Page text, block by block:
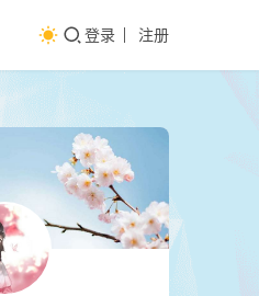
登录 注册